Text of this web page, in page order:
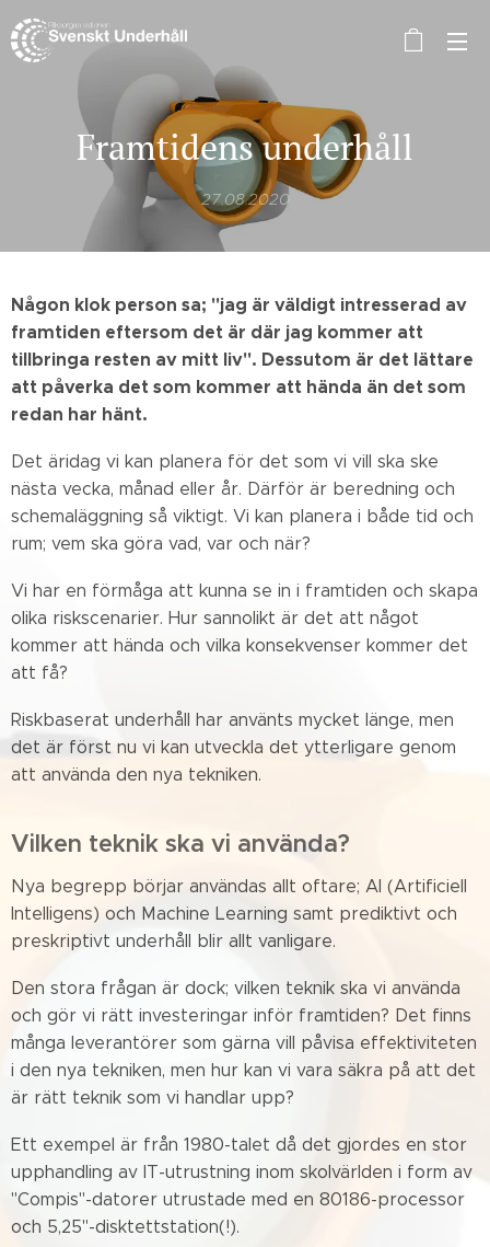
Framtidens underhåll
27.08.2020
Någon klok person sa; "jag är väldigt intresserad av
framtiden eftersom det är där jag kommer att
tillbringa resten av mitt liv". Dessutom är det lättare
att påverka det som kommer att hända än det som
redan har hänt.
Det äridag vi kan planera för det som vi vill ska ske
nästa vecka, månad eller år. Därför är beredning och
schemaläggning så viktigt. Vi kan planera i både tid och
rum; vem ska göra vad, var och när?
Vi har en förmåga att kunna se in i framtiden och skapa
olika riskscenarier. Hur sannolikt är det att något
kommer att hända och vilka konsekvenser kommer det
att få?
Riskbaserat underhåll har använts mycket länge, men
det är först nu vi kan utveckla det ytterligare genom
att använda den nya tekniken.
Vilken teknik ska vi använda?
Nya begrepp börjar användas allt oftare; AI (Artificiell
Intelligens) och Machine Learning samt prediktivt och
preskriptivt underhåll blir allt vanligare.
Den stora frågan är dock; vilken teknik ska vi använda
och gör vi rätt investeringar inför framtiden? Det finns
många leverantörer som gärna vill påvisa effektiviteten
i den nya tekniken, men hur kan vi vara säkra på att det
är rätt teknik som vi handlar upp?
Ett exempel är från 1980-talet då det gjordes en stor
upphandling av IT-utrustning inom skolvärlden i form av
"Compis"-datorer utrustade med en 80186-processor
och 5,25"-disktettstation(!).